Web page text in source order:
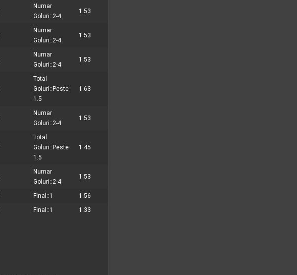
Numar
Goluri::2-4
1.53
Numar
Goluri::2-4
1.53
Numar
Goluri::2-4
1.53
Total
Goluri::Peste
1.5
1.63
Numar
Goluri::2-4
1.53
Total
Goluri::Peste
1.5
1.45
Numar
Goluri::2-4
1.53
Final::1
1.56
Final::1 1.33